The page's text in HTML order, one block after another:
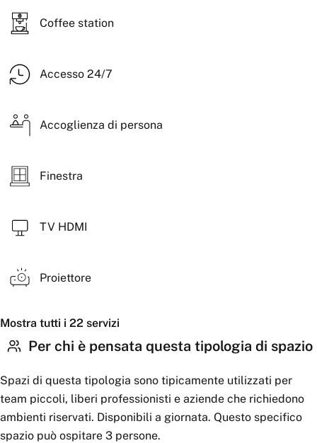
Coffee station
Accesso 24/7
Accoglienza di persona
Finestra
TV HDMI
Proiettore
Mostra tutti i 22 servizi
Per chi è pensata questa tipologia di spazio
Spazi di questa tipologia sono tipicamente utilizzati per
team piccoli, liberi professionisti e aziende che richiedono
ambienti riservati. Disponibili a giornata. Questo specifico
spazio può ospitare 3 persone.